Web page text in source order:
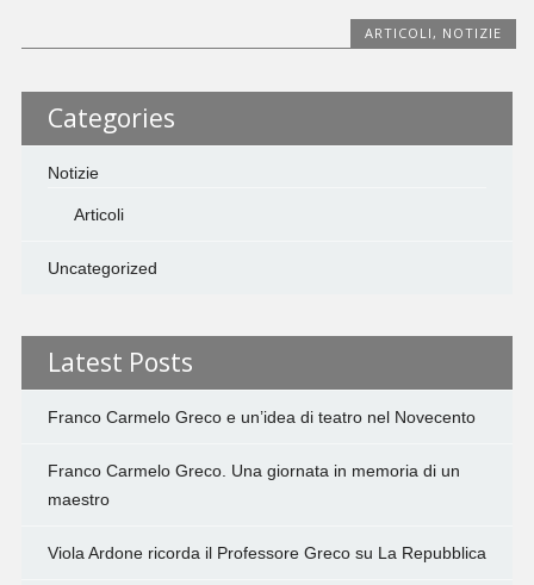
ARTICOLI, NOTIZIE
Categories
Notizie
Articoli
Uncategorized
Latest Posts
Franco Carmelo Greco e un’idea di teatro nel Novecento
Franco Carmelo Greco. Una giornata in memoria di un
maestro
Viola Ardone ricorda il Professore Greco su La Repubblica